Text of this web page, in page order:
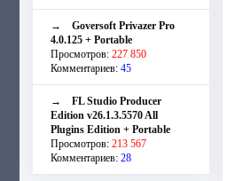
→ Goversoft Privazer Pro
4.0.125 + Portable
Просмотров: 227 850
Комментариев: 45
→ FL Studio Producer
Edition v26.1.3.5570 All
Plugins Edition + Portable
Просмотров: 213 567
Комментариев: 28